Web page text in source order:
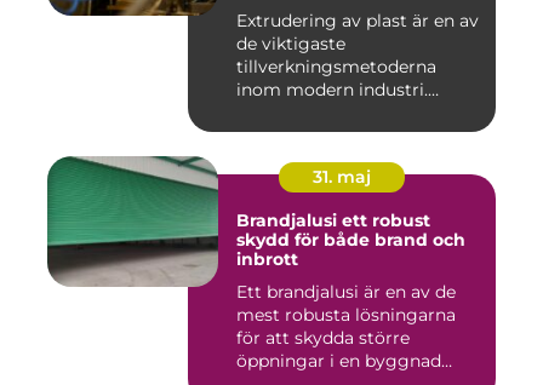
Extrudering av plast är en av
de viktigaste
tillverkningsmetoderna
inom modern industri.
31. maj
Brandjalusi ett robust
skydd för både brand och
inbrott
Ett brandjalusi är en av de
mest robusta lösningarna
för att skydda större
öppningar i en byggnad